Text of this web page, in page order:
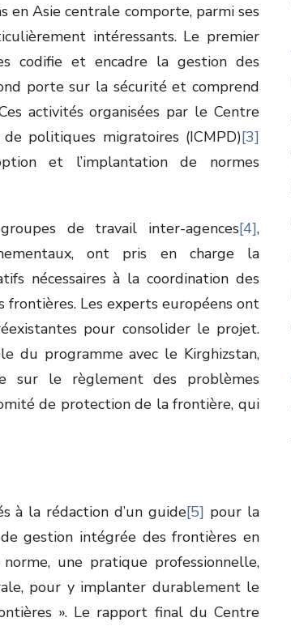
Asie centrale comporte, parmi ses
intéressants. Le premier
codifie et encadre la gestion des
porte sur la sécurité et comprend
activités organisées par le Centre
politiques migratoires (ICMPD)[3]
et l’implantation de normes
de travail inter-agences[4],
ont pris en charge la
nécessaires à la coordination des
frontières. Les experts européens ont
pour consolider le projet.
du programme avec le Kirghizstan,
sur le règlement des problèmes
de protection de la frontière, qui
à la rédaction d’un guide[5] pour la
gestion intégrée des frontières en
une pratique professionnelle,
pour y implanter durablement le
». Le rapport final du Centre